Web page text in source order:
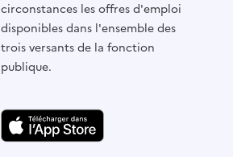
circonstances les offres d'emploi
disponibles dans l'ensemble des
trois versants de la fonction
publique.